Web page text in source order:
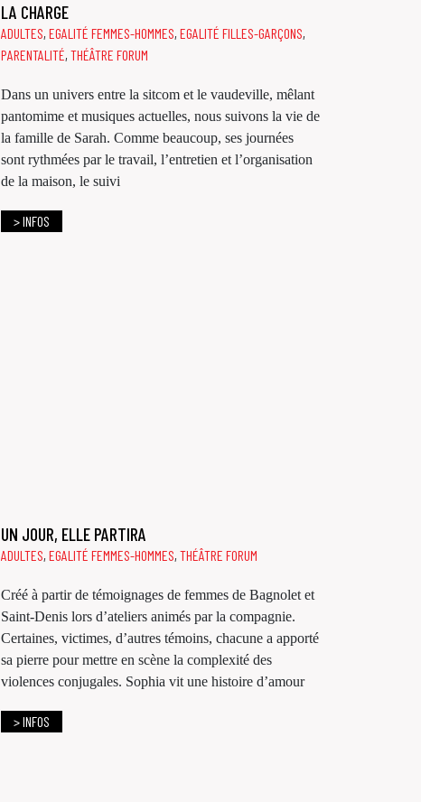
LA CHARGE
ADULTES, EGALITÉ FEMMES-HOMMES, EGALITÉ FILLES-GARÇONS,
PARENTALITÉ, THÉÂTRE FORUM
Dans un univers entre la sitcom et le vaudeville, mêlant
pantomime et musiques actuelles, nous suivons la vie de
la famille de Sarah. Comme beaucoup, ses journées
sont rythmées par le travail, l’entretien et l’organisation
de la maison, le suivi
> INFOS
UN JOUR, ELLE PARTIRA
ADULTES, EGALITÉ FEMMES-HOMMES, THÉÂTRE FORUM
Créé à partir de témoignages de femmes de Bagnolet et
Saint-Denis lors d’ateliers animés par la compagnie.
Certaines, victimes, d’autres témoins, chacune a apporté
sa pierre pour mettre en scène la complexité des
violences conjugales. Sophia vit une histoire d’amour
> INFOS